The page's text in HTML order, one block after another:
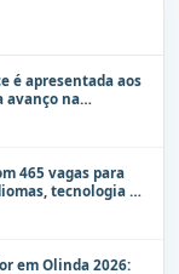
é apresentada aos
avanço na
públicos de
465 vagas para
tecnologia e
em Olinda 2026: